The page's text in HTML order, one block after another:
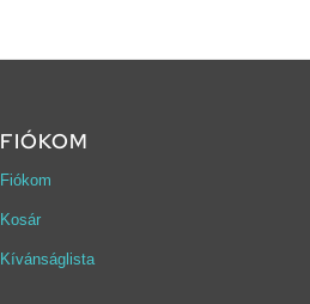
FIÓKOM
Fiókom
Kosár
Kívánságlista